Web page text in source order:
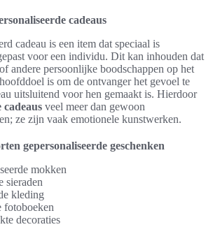
cadeaus
cadeau is een item dat speciaal is
voor een individu. Dit kan inhouden dat
andere persoonlijke boodschappen op het
is om de ontvanger het gevoel te
uitsluitend voor hen gemaakt is. Hierdoor
cadeaus veel meer dan gewoon
ze zijn vaak emotionele kunstwerken.
gepersonaliseerde geschenken
mokken
sieraden
kleding
fotoboeken
decoraties